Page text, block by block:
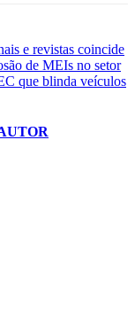
e revistas coincide
de MEIs no setor
que blinda veículos